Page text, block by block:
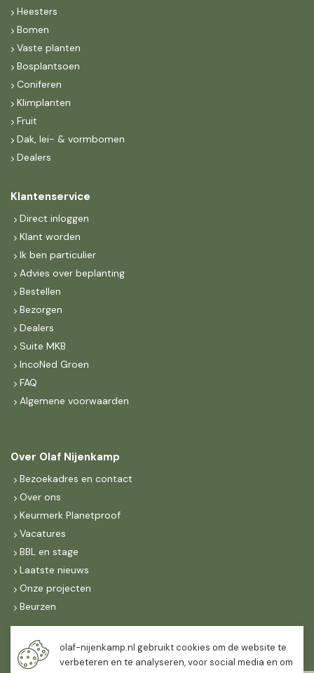
Heesters
Bomen
Vaste planten
Bosplantsoen
Coniferen
Klimplanten
Fruit
Dak, lei- & vormbomen
Dealers
Klantenservice
Direct inloggen
Klant worden
Ik ben particulier
Advies over beplanting
Bestellen
Bezorgen
Dealers
Suite MKB
IncoNed Groen
FAQ
Algemene voorwaarden
Over Olaf Nijenkamp
Bezoekadres en contact
Over ons
Keurmerk Planetproof
Vacatures
BBL en stage
Laatste nieuws
Onze projecten
Beurzen
Maandag t/m vrijdag
07:30- 16:30
olaf-nijenkamp.nl gebruikt cookies om de website te
verbeteren en te analyseren, voor social media en om